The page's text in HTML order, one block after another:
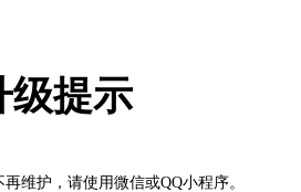
级提示
维护，请使用微信或QQ小程序。